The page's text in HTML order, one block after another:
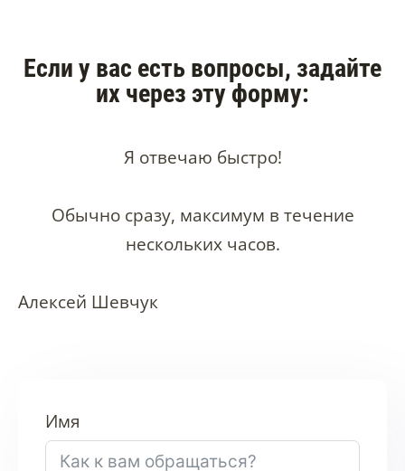
Если у вас есть вопросы, задайте
их через эту форму:
Я отвечаю быстро!
Обычно сразу, максимум в течение
нескольких часов.
Алексей Шевчук
Имя